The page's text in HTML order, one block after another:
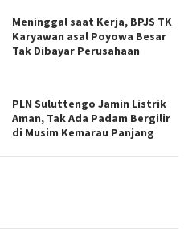
Meninggal saat Kerja, BPJS TK
Karyawan asal Poyowa Besar
Tak Dibayar Perusahaan
PLN Suluttengo Jamin Listrik
Aman, Tak Ada Padam Bergilir
di Musim Kemarau Panjang